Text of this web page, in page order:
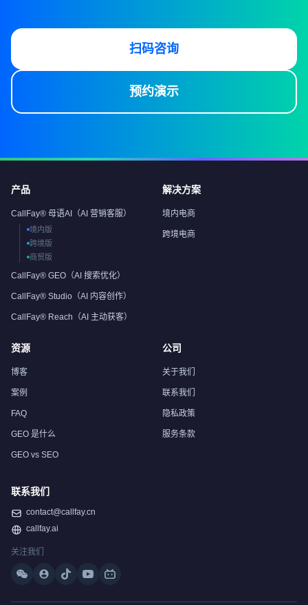
扫码咨询
预约演示
产品
CallFay® 母语AI（AI 营销客服）
境内版
跨境版
商贸版
CallFay® GEO（AI 搜索优化）
CallFay® Studio（AI 内容创作）
CallFay® Reach（AI 主动获客）
解决方案
境内电商
跨境电商
资源
博客
案例
FAQ
GEO 是什么
GEO vs SEO
公司
关于我们
联系我们
隐私政策
服务条款
联系我们
contact@callfay.cn
callfay.ai
关注我们